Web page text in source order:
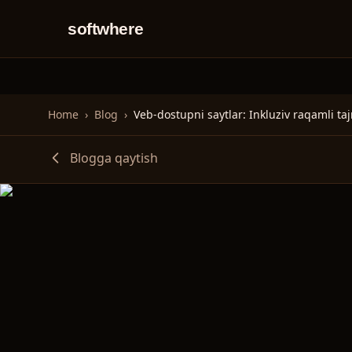
softwhere
Home › Blog ›
Blogga qaytish